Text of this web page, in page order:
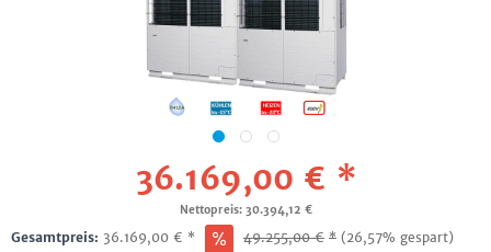
36.169,00 € *
Nettopreis: 30.394,12 €
Gesamtpreis: 36.169,00 € * 49.255,00€ * (26,57% gespart)